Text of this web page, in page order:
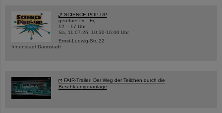
SCIENCE POP-UP
geöffnet Di – Fr,
12 – 17 Uhr
Sa, 11.07.26, 10:30-16:00 Uhr
Ernst-Ludwig-Str. 22
Innenstadt Darmstadt
FAIR-Trailer: Der Weg der Teilchen durch die
Beschleunigeranlage